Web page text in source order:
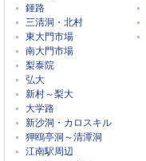
鍾路
三清洞・北村
東大門市場
南大門市場
梨泰院
弘大
新村～梨大
大学路
新沙洞・カロスキル
狎鴎亭洞～清潭洞
江南駅周辺